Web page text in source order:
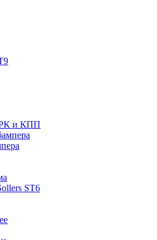
РК и КПП
ST6